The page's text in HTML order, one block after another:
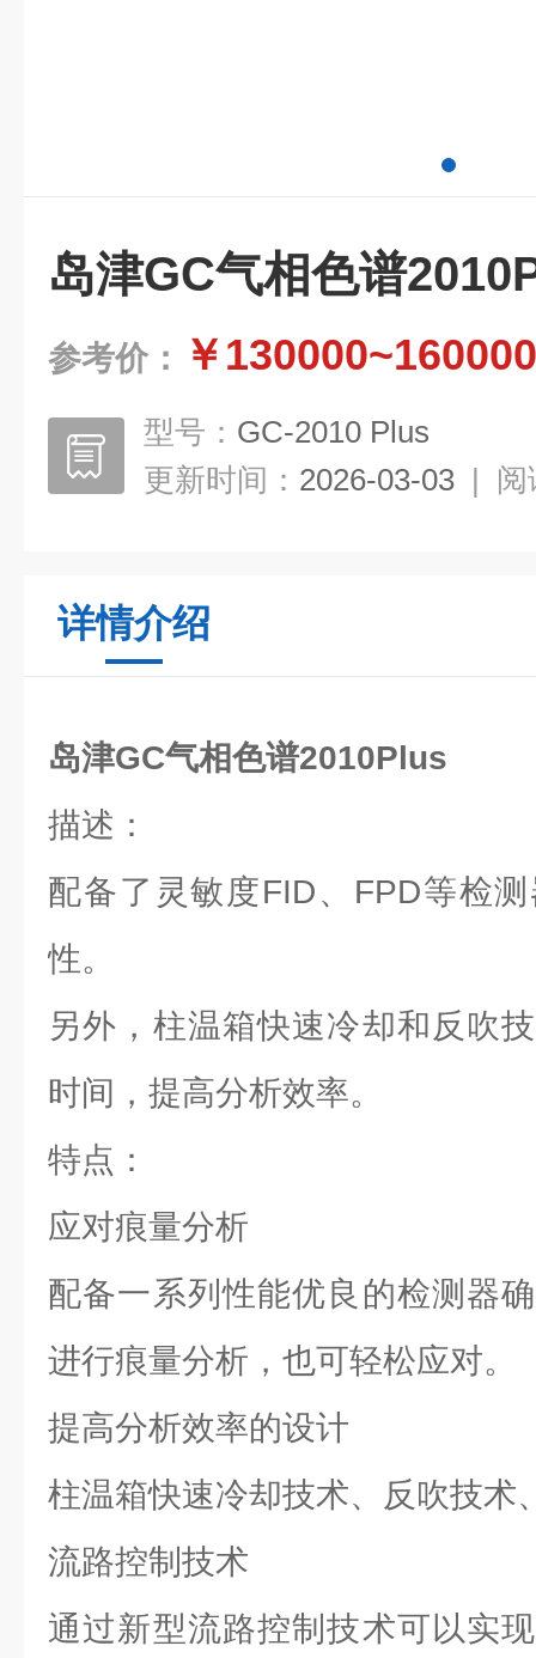
岛津GC气相色谱
参考价： ￥130000~160000
型号： GC-2010 Plus
更新时间： 2026-03-03 | 阅
详情介绍
岛津GC气相色谱2010Plus
描述：
配备了灵敏度FID、FPD等检
性。
另外，柱温箱快速冷却和反吹
时间，提高分析效率。
特点：
应对痕量分析
配备一系列性能优良的检测器
进行痕量分析，也可轻松应对。
提高分析效率的设计
柱温箱快速冷却技术、反吹技术
流路控制技术
通过新型流路控制技术可以实